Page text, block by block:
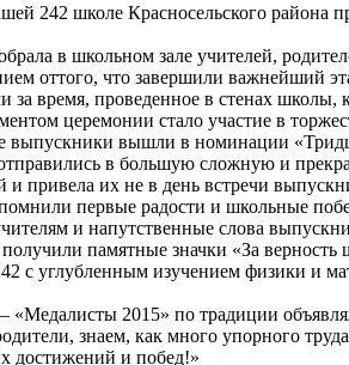
242 школе Красносельского района
в школьном зале учителей,
оттого, что завершили важнейший
за время, проведенное в стенах школы,
церемонии стало участие в
вышли в номинации
в большую сложную и
и привела их не в день встречи
первые радости и школьные
и напутственные слова
памятные значки «За верность
с углубленным изучением физики и
2015» по традиции
знаем, как много упорного
достижений и побед!»